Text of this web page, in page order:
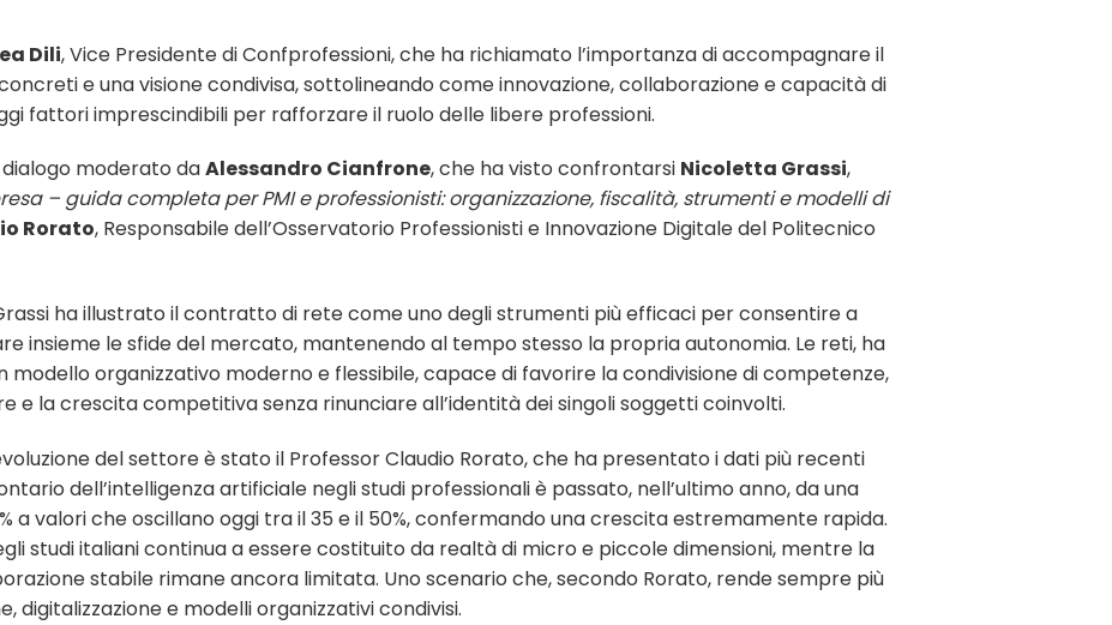
Dili, Vice Presidente di Confprofessioni, che ha richiamato l’importanza di accompagnare il
e una visione condivisa, sottolineando come innovazione, collaborazione e capacità di
fattori imprescindibili per rafforzare il ruolo delle libere professioni.
moderato daAlessandro Cianfrone, che ha visto confrontarsi Nicoletta Grassi,
– guida completa per PMI e professionisti: organizzazione, fiscalità, strumenti e modelli di
Rorato, Responsabile dell’Osservatorio Professionisti e Innovazione Digitale del Politecnico
ha illustrato il contratto di rete come uno degli strumenti più efficaci per consentire a
insieme le sfide del mercato, mantenendo al tempo stesso la propria autonomia. Le reti, ha
modello organizzativo moderno e flessibile, capace di favorire la condivisione di competenze,
e la crescita competitiva senza rinunciare all’identità dei singoli soggetti coinvolti.
del settore è stato il Professor Claudio Rorato, che ha presentato i dati più recenti
dell’intelligenza artificiale negli studi professionali è passato, nell’ultimo anno, da una
a valori che oscillano oggi tra il 35 e il 50%, confermando una crescita estremamente rapida.
studi italiani continua a essere costituito da realtà di micro e piccole dimensioni, mentre la
stabile rimane ancora limitata. Uno scenario che, secondo Rorato, rende sempre più
digitalizzazione e modelli organizzativi condivisi.